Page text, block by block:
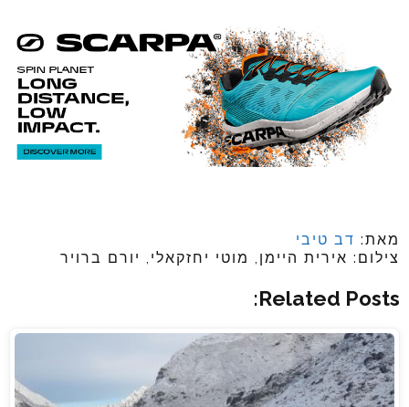
מאת: דב טיבי
צילום: אירית היימן, מוטי יחזקאלי, יורם ברויר
Related Posts: